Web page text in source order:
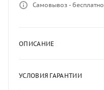
Самовывоз - бесплатно
ОПИСАНИЕ
УСЛОВИЯ ГАРАНТИИ